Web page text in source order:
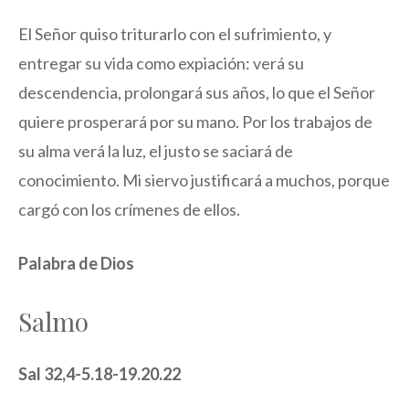
El Señor quiso triturarlo con el sufrimiento, y
entregar su vida como expiación: verá su
descendencia, prolongará sus años, lo que el Señor
quiere prosperará por su mano. Por los trabajos de
su alma verá la luz, el justo se saciará de
conocimiento. Mi siervo justificará a muchos, porque
cargó con los crímenes de ellos.
Palabra de Dios
Salmo
Sal 32,4-5.18-19.20.22